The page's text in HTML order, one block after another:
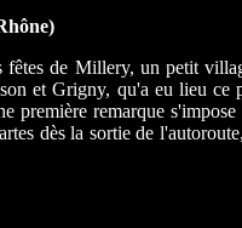
fêtes de Millery, un petit
et Grigny, qu'a eu lieu ce
première remarque s'impose
dès la sortie de